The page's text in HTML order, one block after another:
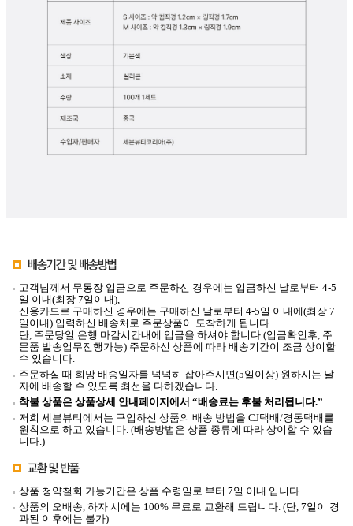
고객님께서 무통장 입금으로 주문하신 경우에는 입금하신 날로부터 4-5
일 이내(최장 7일이내),
신용카드로 구매하신 경우에는 구매하신 날로부터 4-5일 이내에(최장 7
일이내) 입력하신 배송처로 주문상품이 도착하게 됩니다.
단, 주문당일 은행 마감시간내에 입금을 하셔야 합니다.(입금확인후, 주
문품 발송업무진행가능) 주문하신 상품에 따라 배송기간이 조금 상이할
수 있습니다.
주문하실 때 희망 배송일자를 넉넉히 잡아주시면(5일이상) 원하시는 날
자에 배송할 수 있도록 최선을 다하겠습니다.
착불 상품은 상품상세 안내페이지에서 “배송료는 후불 처리됩니다.”
저희 세븐뷰티에서는 구입하신 상품의 배송 방법을 CJ택배/경동택배를
원칙으로 하고 있습니다. (배송방법은 상품 종류에 따라 상이할 수 있습
니다.)
상품 청약철회 가능기간은 상품 수령일로 부터 7일 이내 입니다.
상품의 오배송, 하자 시에는 100% 무료로 교환해 드립니다. (단, 7일이 경
과된 이후에는 불가)